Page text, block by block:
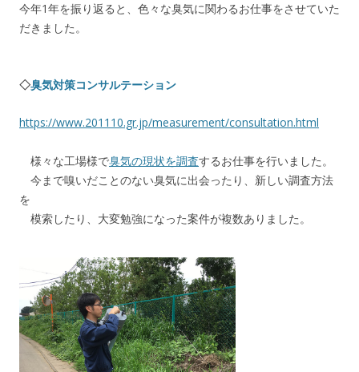
今年1年を振り返ると、色々な臭気に関わるお仕事をさせていた
だきました。
◇臭気対策コンサルテーション
https://www.201110.gr.jp/measurement/consultation.html
様々な工場様で臭気の現状を調査するお仕事を行いました。
今まで嗅いだことのない臭気に出会ったり、新しい調査方法
を
模索したり、大変勉強になった案件が複数ありました。